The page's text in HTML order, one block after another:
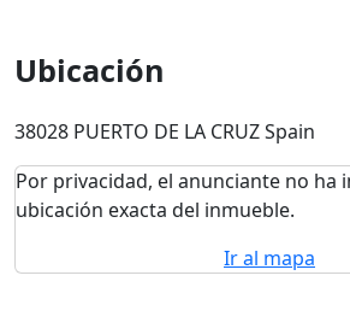
Ubicación
38028 PUERTO DE LA CRUZ Spain
Por privacidad, el anunciante no ha
ubicación exacta del inmueble.
Ir al mapa